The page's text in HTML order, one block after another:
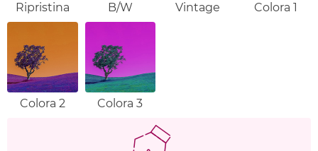
Ripristina B/W Vintage Colora 1
Colora 2 Colora 3